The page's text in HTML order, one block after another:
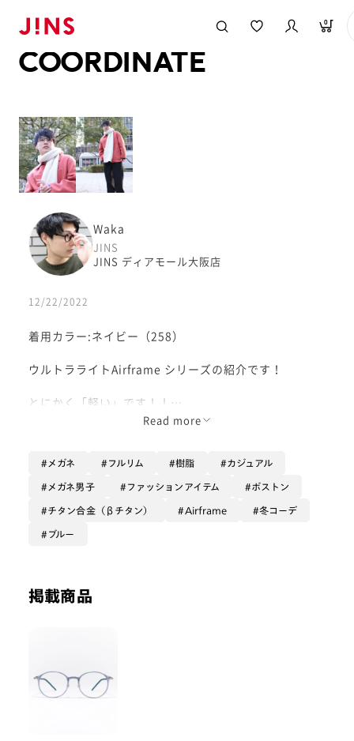
0
COORDINATE
Waka
JINS
JINS ディアモール大阪店
12/22/2022
着用カラー:ネイビー（258）
ウルトラライトAirframe シリーズの紹介です！
とにかく「軽い」です！！
かけ心地もとても良く、是非ご体感いただきたい
鼻パッドもズレにくく、目立たない仕様なので
スッキリ見えますね🥸
デザインもとてもお洒落に仕上がっております。
そんな方には本当にオススメです！
Read more
メガネ フルリム 樹脂 カジュアル
メガネ男子 ファッションアイテム ボストン
チタン合金（βチタン） Airframe 冬コーデ
ブルー
掲載商品